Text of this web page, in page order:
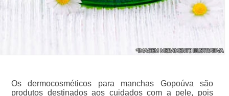
Os dermocosméticos para manchas Gopoúva são
produtos destinados aos cuidados com a pele, pois